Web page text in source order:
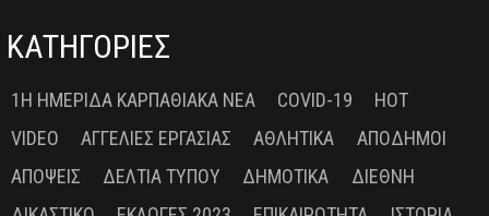
ΚΑΤΗΓΟΡΙΕΣ
1Η ΗΜΕΡΊΔΑ ΚΑΡΠΑΘΙΑΚΆ ΝΈΑ COVID-19
HOT
VIDEO
ΑΓΓΕΛΊΕΣ ΕΡΓΑΣΊΑΣ ΑΘΛΗΤΙΚΆ
ΑΠΌΔΗΜΟΙ
ΑΠΌΨΕΙΣ
ΔΕΛΤΊΑ ΤΎΠΟΥ ΔΗΜΟΤΙΚΆ
ΔΙΕΘΝΉ